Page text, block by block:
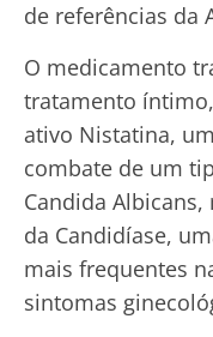
de referências da
O medicamento
tratamento
ativo Nistatina,
combate de um
Candida
da Candidíase,
mais frequentes
sintomas